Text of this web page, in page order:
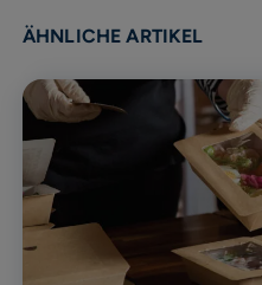
ÄHNLICHE ARTIKEL